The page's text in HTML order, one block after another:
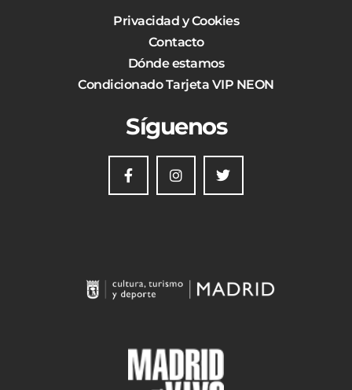
Privacidad y Cookies
Contacto
Dónde estamos
Condicionado Tarjeta VIP NEON
Síguenos